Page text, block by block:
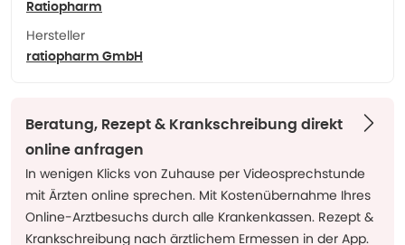
Ratiopharm
Hersteller
ratiopharm GmbH
Beratung, Rezept & Krankschreibung direkt
online anfragen
In wenigen Klicks von Zuhause per Videosprechstunde
mit Ärzten online sprechen. Mit Kostenübernahme Ihres
Online-Arztbesuchs durch alle Krankenkassen. Rezept &
Krankschreibung nach ärztlichem Ermessen in der App.